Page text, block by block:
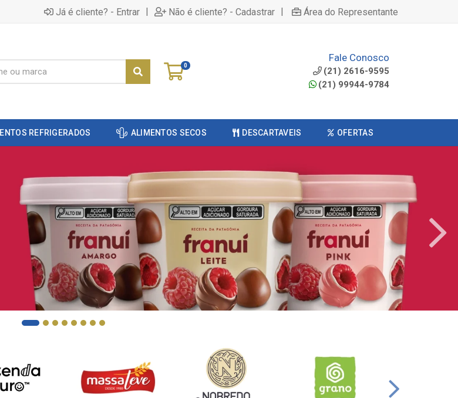
Já é cliente? - Entrar | Não é cliente? - Cadastrar | Área do Representante
0
Fale Conosco
(21) 2616-9595
(21) 99944-9784
REFRIGERADOS ALIMENTOS SECOS DESCARTAVEIS OFERTAS